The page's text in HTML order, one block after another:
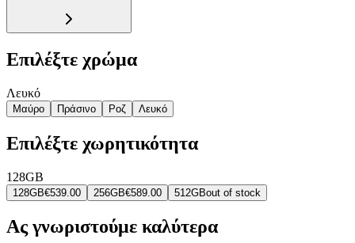
Επιλέξτε χρώμα
Λευκό
Μαύρο Πράσινο Ροζ Λευκό
Επιλέξτε χωρητικότητα
128GB
128GB€539.00 256GB€589.00 512GBout of stock
Ας γνωριστούμε καλύτερα